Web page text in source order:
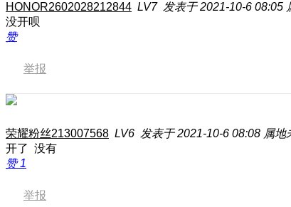
HONOR2602028212844 LV7 发表于 2021-10-6 08:05
没开呗
赞
举报
荣耀粉丝213007568 LV6 发表于 2021-10-6 08:08 属地
开了 没有
赞1
举报